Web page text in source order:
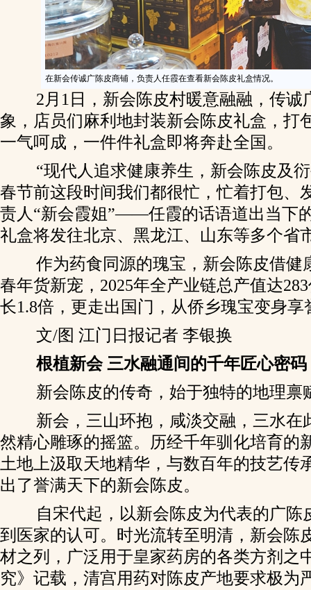
在新会传诚广陈皮商铺，负责人任霞在查看新会陈皮礼盒情况。
2月1日，新会陈皮村暖意融融，传诚
象，店员们麻利地封装新会陈皮礼盒，打
一气呵成，一件件礼盒即将奔赴全国。
“现代人追求健康养生，新会陈皮及
春节前这段时间我们都很忙，忙着打包、
责人“新会霞姐”——任霞的话语道出当下
礼盒将发往北京、黑龙江、山东等多个省
作为药食同源的瑰宝，新会陈皮借健
春年货新宠，2025年全产业链总产值达
长1.8倍，更走出国门，从侨乡瑰宝变身
文/图 江门日报记者 李银换
根植新会 三水融通间的千年匠心密码
新会陈皮的传奇，始于独特的地理禀
新会，三山环抱，咸淡交融，三水在
然精心雕琢的摇篮。历经千年驯化培育的
土地上汲取天地精华，与数百年的技艺传
出了誉满天下的新会陈皮。
自宋代起，以新会陈皮为代表的广陈
到医家的认可。时光流转至明清，新会陈
材之列，广泛用于皇家药房的各类方剂之
究》记载，清宫用药对陈皮产地要求极为